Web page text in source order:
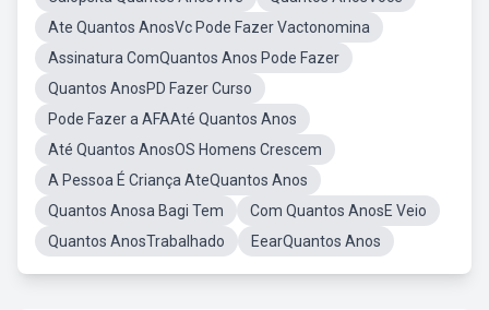
Ate Quantos AnosVc Pode Fazer Vactonomina
Assinatura ComQuantos Anos Pode Fazer
Quantos AnosPD Fazer Curso
Pode Fazer a AFAAté Quantos Anos
Até Quantos AnosOS Homens Crescem
A Pessoa É Criança AteQuantos Anos
Quantos Anosa Bagi Tem
Com Quantos AnosE Veio
Quantos AnosTrabalhado
EearQuantos Anos